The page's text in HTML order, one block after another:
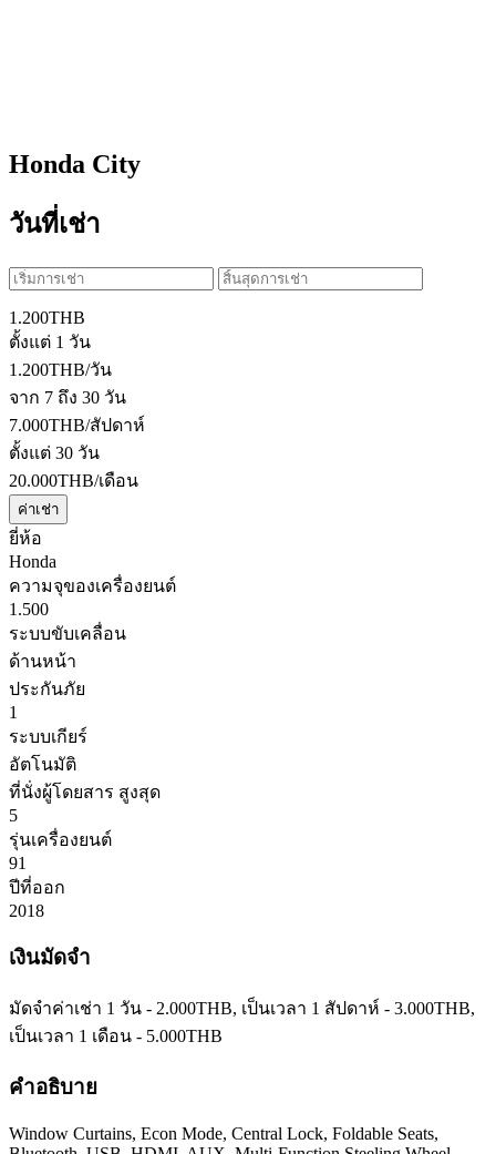
Honda City
วันที่เช่า
1.200THB
ตั้งแต่ 1 วัน
1.200THB/วัน
จาก 7 ถึง 30 วัน
7.000THB/สัปดาห์
ตั้งแต่ 30 วัน
20.000THB/เดือน
ค่าเช่า
ยี่ห้อ
Honda
ความจุของเครื่องยนต์
1.500
ระบบขับเคลื่อน
ด้านหน้า
ประกันภัย
1
ระบบเกียร์
อัตโนมัติ
ที่นั่งผู้โดยสาร สูงสุด
5
รุ่นเครื่องยนต์
91
ปีที่ออก
2018
เงินมัดจำ
มัดจำค่าเช่า 1 วัน - 2.000THB, เป็นเวลา 1 สัปดาห์ - 3.000THB,
เป็นเวลา 1 เดือน - 5.000THB
คำอธิบาย
Window Curtains, Econ Mode, Central Lock, Foldable Seats,